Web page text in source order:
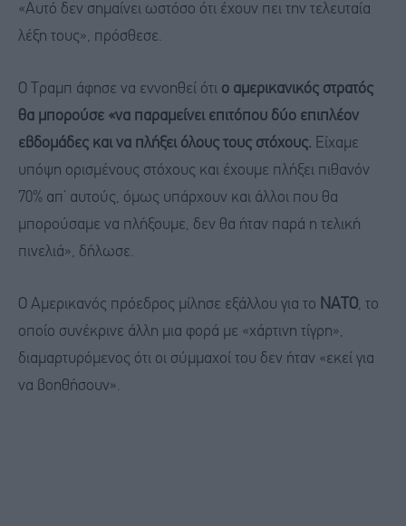
«Αυτό δεν σημαίνει ωστόσο ότι έχουν πει την τελευταία
λέξη τους», πρόσθεσε.
Ο Τραμπ άφησε να εννοηθεί ότι ο αμερικανικός στρατός
θα μπορούσε «να παραμείνει επιτόπου δύο επιπλέον
εβδομάδες και να πλήξει όλους τους στόχους. Είχαμε
υπόψη ορισμένους στόχους και έχουμε πλήξει πιθανόν
70% απ’ αυτούς, όμως υπάρχουν και άλλοι που θα
μπορούσαμε να πλήξουμε, δεν θα ήταν παρά η τελική
πινελιά», δήλωσε.
Ο Αμερικανός πρόεδρος μίλησε εξάλλου για το ΝΑΤΟ, το
οποίο συνέκρινε άλλη μια φορά με «χάρτινη τίγρη»,
διαμαρτυρόμενος ότι οι σύμμαχοί του δεν ήταν «εκεί για
να βοηθήσουν».